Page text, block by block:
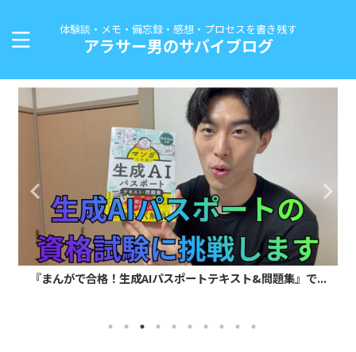
体験談・メモ・備忘録・感想・プロセスを書き残す
アラサー男のサバイブログ
『まんがで合格！生成AIパスポートテキスト&問題集』で...